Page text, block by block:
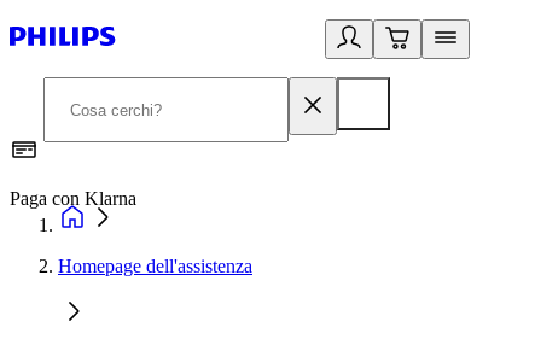
Paga con Klarna
Homepage dell'assistenza